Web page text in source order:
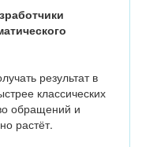
результат в
классических
обращений и
растёт.